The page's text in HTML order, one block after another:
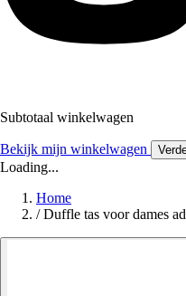
Subtotaal winkelwagen
Bekijk mijn winkelwagen
Loading...
Home
/ Duffle tas voor dames